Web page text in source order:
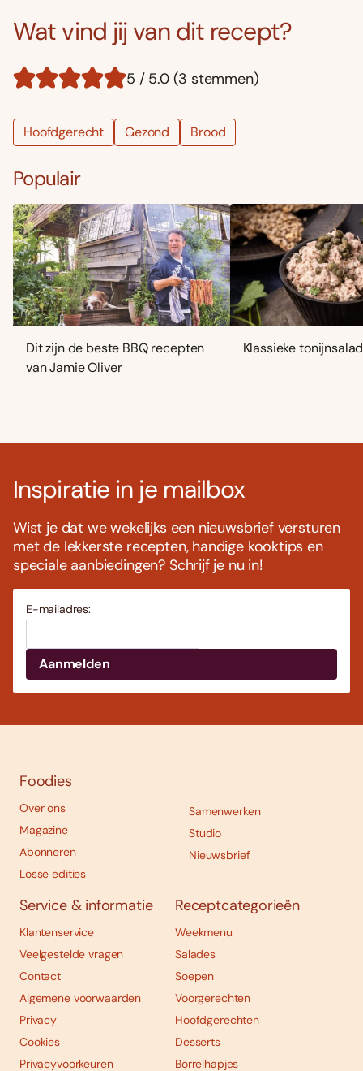
Wat vind jij van dit recept?
5 / 5.0 (3 stemmen)
Hoofdgerecht Gezond Brood
Populair
Dit zijn de beste BBQ recepten
van Jamie Oliver
Klassieke
Inspiratie in je mailbox
Wist je dat we wekelijks een nieuwsbrief versturen
met de lekkerste recepten, handige kooktips en
speciale aanbiedingen? Schrijf je nu in!
E-mailadres:
Foodies
Over ons
Magazine
Abonneren
Losse edities
Samenwerken
Studio
Nieuwsbrief
Service & informatie
Klantenservice
Veelgestelde vragen
Contact
Algemene voorwaarden
Privacy
Cookies
Privacyvoorkeuren
Receptcategorieën
Weekmenu
Salades
Soepen
Voorgerechten
Hoofdgerechten
Desserts
Borrelhapjes